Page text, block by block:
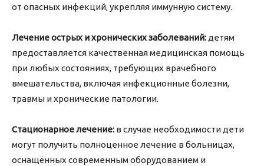
от опасных инфекций, укрепляя иммунную систему.
Лечение острых и хронических заболеваний: детям
предоставляется качественная медицинская помощь
при любых состояниях, требующих врачебного
вмешательства, включая инфекционные болезни,
травмы и хронические патологии.
Стационарное лечение: в случае необходимости дети
могут получить полноценное лечение в больницах,
оснащённых современным оборудованием и